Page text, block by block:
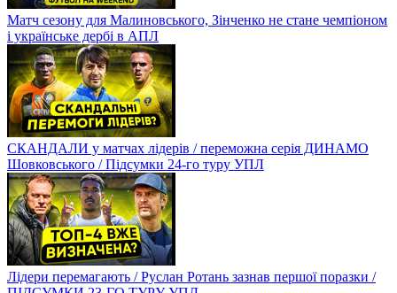
Матч сезону для Малиновського, Зінченко не стане чемпіоном
і українське дербі в АПЛ
СКАНДАЛИ у матчах лідерів / переможна серія ДИНАМО
Шовковського / Підсумки 24-го туру УПЛ
Лідери перемагають / Руслан Ротань зазнав першої поразки /